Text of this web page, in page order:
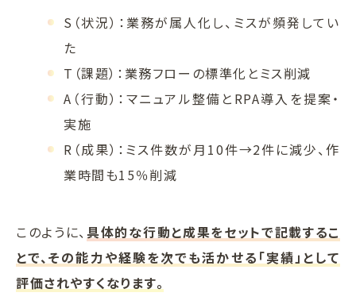
S（状況）：業務が属人化し、ミスが頻発してい
た
T（課題）：業務フローの標準化とミス削減
A（行動）：マニュアル整備とRPA導入を提案・
実施
R（成果）：ミス件数が月10件→2件に減少、作
業時間も15％削減
このように、具体的な行動と成果をセットで記載するこ
とで、その能力や経験を次でも活かせる「実績」として
評価されやすくなります。